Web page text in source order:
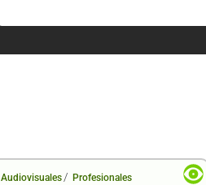
Audiovisuales / Profesionales